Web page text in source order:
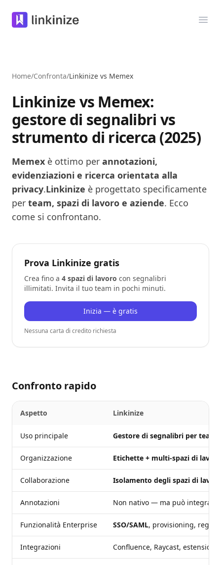
Linkinize
Apri
Home/Confronta/Linkinize vs Memex
Linkinize vs Memex:
gestore di segnalibri vs
strumento di ricerca (2025)
Memex è ottimo per annotazioni,
evidenziazioni e ricerca orientata alla
privacy.Linkinize è progettato specificamente
per team, spazi di lavoro e aziende. Ecco
come si confrontano.
Prova Linkinize gratis
Crea fino a 4 spazi di lavoro con segnalibri
illimitati. Invita il tuo team in pochi minuti.
Inizia — è gratis
Nessuna carta di credito richiesta
Confronto rapido
Aspetto Linkinize
Uso principale Gestore di segnalibri per team
Organizzazione Etichette + multi-spazi di lavoro
Collaborazione Isolamento degli spazi di
Annotazioni Non nativo — ma può
Funzionalità Enterprise SSO/SAML, provisioning,
Integrazioni Confluence, Raycast, estensioni